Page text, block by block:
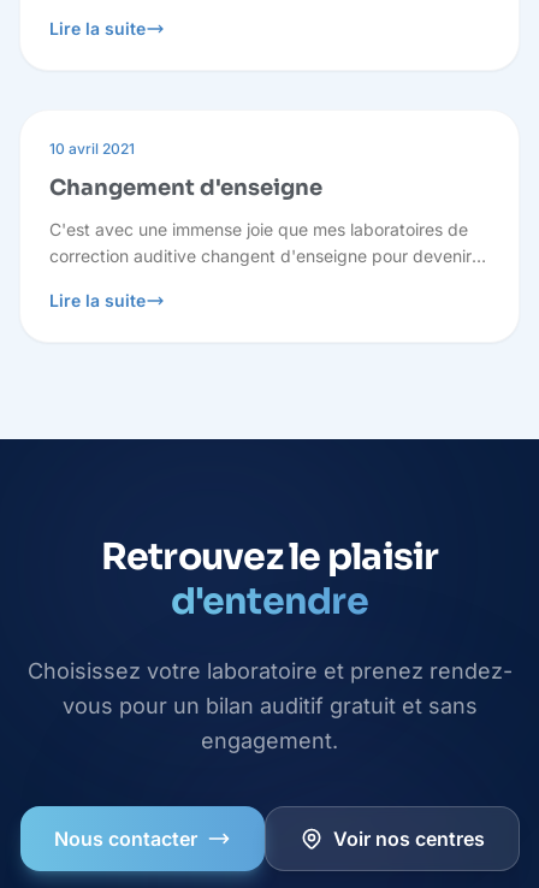
des questions, c'est pourquoi nous sommes là pour
Lire la suite
10 avril 2021
Changement d'enseigne
C'est avec une immense joie que mes laboratoires de
correction auditive changent d'enseigne pour devenir :
moi la plus belle promesse que je pouvais faire aux
Lire la suite
Retrouvez le plaisir
d'entendre
Choisissez votre laboratoire et prenez rendez-
vous pour un bilan auditif gratuit et sans
engagement.
Nous contacter Voir nos centres